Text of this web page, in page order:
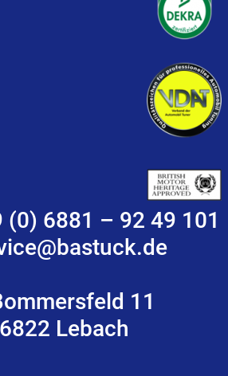
(0) 6881 – 92 49 101
11
Lebach